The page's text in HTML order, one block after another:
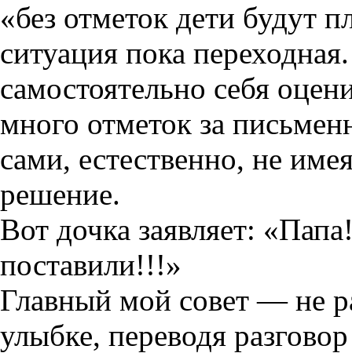
«без отметок дети будут
ситуация пока
самостоятельно себя
много отметок за
сами, естественно, не
решение.
Вот дочка заявляет:
поставили!!!»
Главный мой совет — не
улыбке, переводя